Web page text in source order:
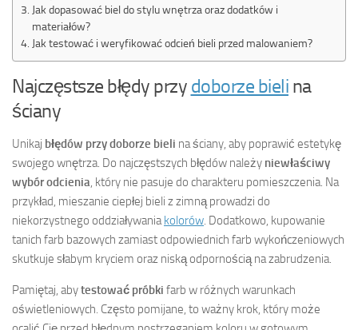
Jak dopasować biel do stylu wnętrza oraz dodatków i
materiałów?
Jak testować i weryfikować odcień bieli przed malowaniem?
Najczęstsze błędy przy doborze bieli na
ściany
Unikaj błędów przy doborze bieli na ściany, aby poprawić estetykę
swojego wnętrza. Do najczęstszych błędów należy niewłaściwy
wybór odcienia , który nie pasuje do charakteru pomieszczenia. Na
przykład, mieszanie ciepłej bieli z zimną prowadzi do
niekorzystnego oddziaływania kolorów . Dodatkowo, kupowanie
tanich farb bazowych zamiast odpowiednich farb wykończeniowych
skutkuje słabym kryciem oraz niską odpornością na zabrudzenia.
Pamiętaj, abytestować próbki farb w różnych warunkach
oświetleniowych. Często pomijane, to ważny krok, który może